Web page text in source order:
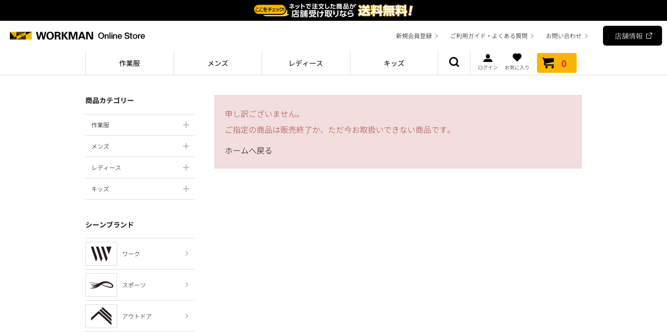
新規会員登録 ご利用ガイド・よくある質問 お問い合わせ 店舗情報
作業服 メンズ レディース キッズ ログイン お気に入り 0
商品カテゴリー
作業服
メンズ
レディース
キッズ
シーンブランド
ワーク
スポーツ
アウトドア
申し訳ございません。
ご指定の商品は販売終了か、ただ今お取扱いできない商品です。
ホームへ戻る